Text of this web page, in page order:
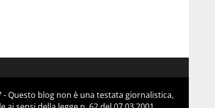
- Questo blog non è una testata giornalistica,